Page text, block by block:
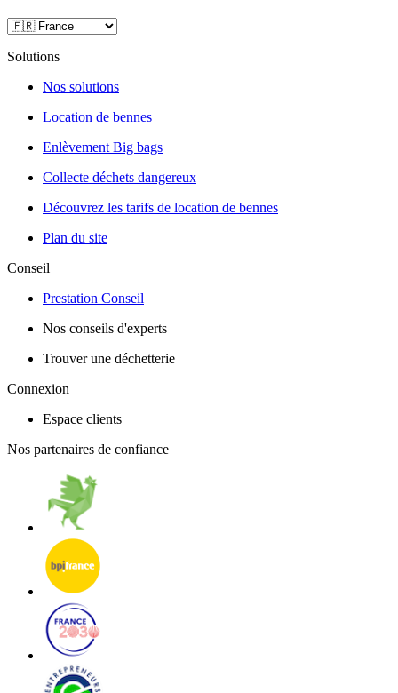
Solutions
Nos solutions
Location de bennes
Enlèvement Big bags
Collecte déchets dangereux
Découvrez les tarifs de location de bennes
Plan du site
Conseil
Prestation Conseil
Nos conseils d'experts
Trouver une déchetterie
Connexion
Espace clients
Nos partenaires de confiance